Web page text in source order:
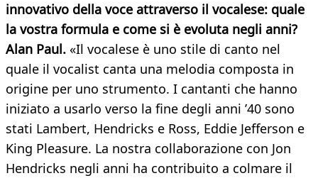
innovativo della voce attraverso il vocalese: quale
la vostra formula e come si è evoluta negli anni?
Alan Paul. «Il vocalese è uno stile di canto nel
quale il vocalist canta una melodia composta in
origine per uno strumento. I cantanti che hanno
iniziato a usarlo verso la fine degli anni ’40 sono
stati Lambert, Hendricks e Ross, Eddie Jefferson e
King Pleasure. La nostra collaborazione con Jon
Hendricks negli anni ha contribuito a colmare il